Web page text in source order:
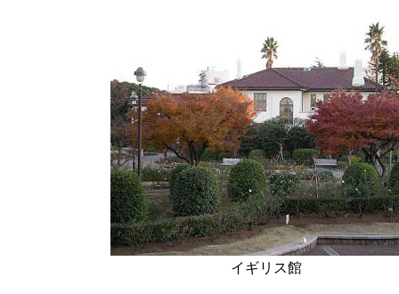
イギリス館